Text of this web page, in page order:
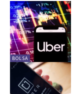
BOLSA